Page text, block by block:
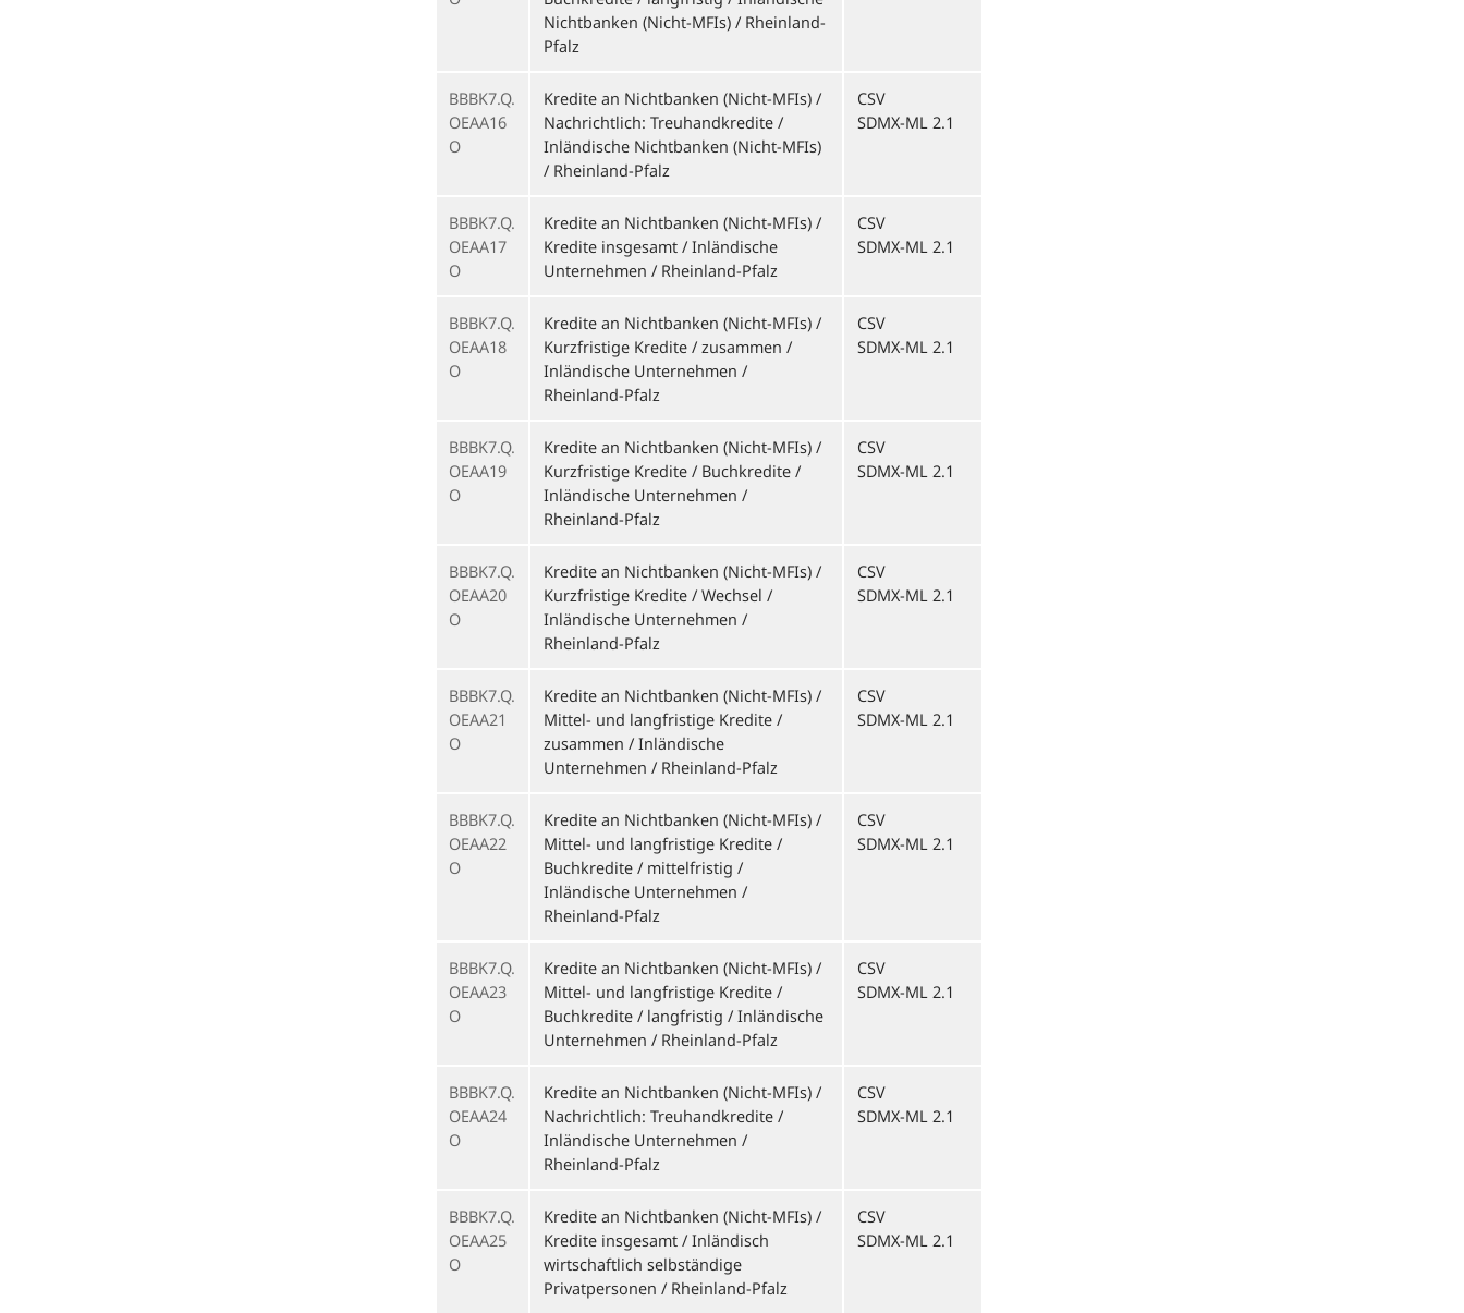
Nichtbanken (Nicht-MFIs) / Rheinland-
Pfalz
BBBK7.Q.
OEAA16
O
Kredite an Nichtbanken (Nicht-MFIs) /
Nachrichtlich: Treuhandkredite /
Inländische Nichtbanken (Nicht-MFIs)
/ Rheinland-Pfalz
CSV
SDMX-ML 2.1
BBBK7.Q.
OEAA17
O
Kredite an Nichtbanken (Nicht-MFIs) /
Kredite insgesamt / Inländische
Unternehmen / Rheinland-Pfalz
CSV
SDMX-ML 2.1
BBBK7.Q.
OEAA18
O
Kredite an Nichtbanken (Nicht-MFIs) /
Kurzfristige Kredite / zusammen /
Inländische Unternehmen /
Rheinland-Pfalz
CSV
SDMX-ML 2.1
BBBK7.Q.
OEAA19
O
Kredite an Nichtbanken (Nicht-MFIs) /
Kurzfristige Kredite / Buchkredite /
Inländische Unternehmen /
Rheinland-Pfalz
CSV
SDMX-ML 2.1
BBBK7.Q.
OEAA20
O
Kredite an Nichtbanken (Nicht-MFIs) /
Kurzfristige Kredite / Wechsel /
Inländische Unternehmen /
Rheinland-Pfalz
CSV
SDMX-ML 2.1
BBBK7.Q.
OEAA21
O
Kredite an Nichtbanken (Nicht-MFIs) /
Mittel- und langfristige Kredite /
zusammen / Inländische
Unternehmen / Rheinland-Pfalz
CSV
SDMX-ML 2.1
BBBK7.Q.
OEAA22
O
Kredite an Nichtbanken (Nicht-MFIs) /
Mittel- und langfristige Kredite /
Buchkredite / mittelfristig /
Inländische Unternehmen /
Rheinland-Pfalz
CSV
SDMX-ML 2.1
BBBK7.Q.
OEAA23
O
Kredite an Nichtbanken (Nicht-MFIs) /
Mittel- und langfristige Kredite /
Buchkredite / langfristig / Inländische
Unternehmen / Rheinland-Pfalz
CSV
SDMX-ML 2.1
BBBK7.Q.
OEAA24
O
Kredite an Nichtbanken (Nicht-MFIs) /
Nachrichtlich: Treuhandkredite /
Inländische Unternehmen /
Rheinland-Pfalz
CSV
SDMX-ML 2.1
BBBK7.Q.
OEAA25
O
Kredite an Nichtbanken (Nicht-MFIs) /
Kredite insgesamt / Inländisch
wirtschaftlich selbständige
Privatpersonen / Rheinland-Pfalz
CSV
SDMX-ML 2.1